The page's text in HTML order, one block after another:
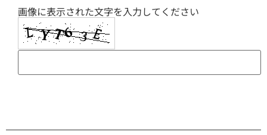
画像に表示された文字を入力してください